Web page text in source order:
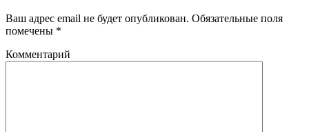
Ваш адрес email не будет опубликован. Обязательные поля
помечены *
Комментарий